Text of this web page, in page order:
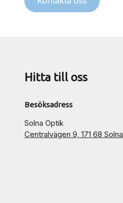
Hitta till oss
Besöksadress
Solna Optik
Centralvägen 9, 171 68 Solna